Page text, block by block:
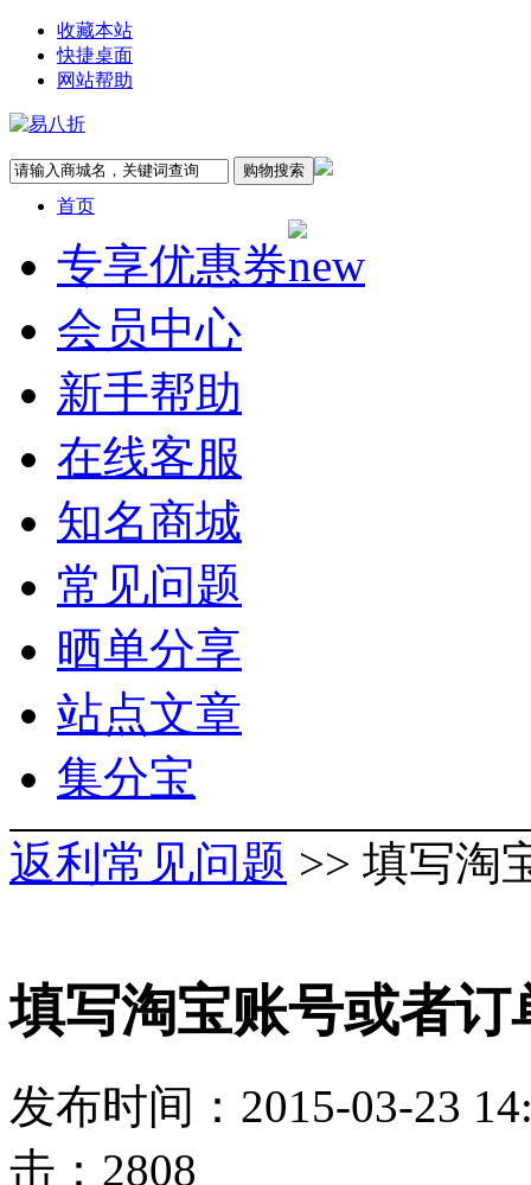
收藏本站
快捷桌面
网站帮助
首页
专享优惠券
会员中心
新手帮助
在线客服
知名商城
常见问题
晒单分享
站点文章
集分宝
返利常见问题 >> 填写淘
填写淘宝账号或者订
发布时间：2015-03-23
击：2808